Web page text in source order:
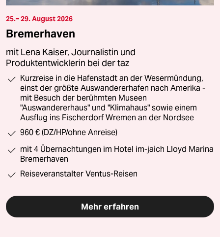
25.– 29. August 2026
Bremerhaven
mit Lena Kaiser, Journalistin und
Produktentwicklerin bei der taz
Kurzreise in die Hafenstadt an der Wesermündung,
einst der größte Auswandererhafen nach Amerika -
mit Besuch der berühmten Museen
"Auswandererhaus" und "Klimahaus" sowie einem
Ausflug ins Fischerdorf Wremen an der Nordsee
960 € (DZ/HP/ohne Anreise)
mit 4 Übernachtungen im Hotel im-jaich Lloyd Marina
Bremerhaven
Reiseveranstalter Ventus-Reisen
Mehr erfahren